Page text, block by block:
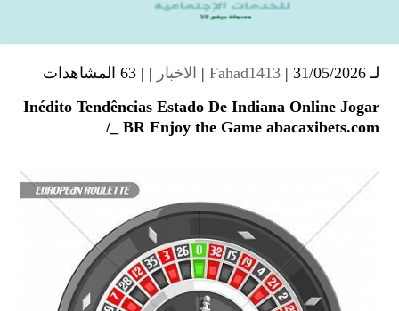
لـ Fahad1413 | 31/05/2026 | الاخبار | | 63 المشاهدات
Inédito Tendências Estado De Indiana Online Jogar
_ BR Enjoy the Game abacaxibets.com/